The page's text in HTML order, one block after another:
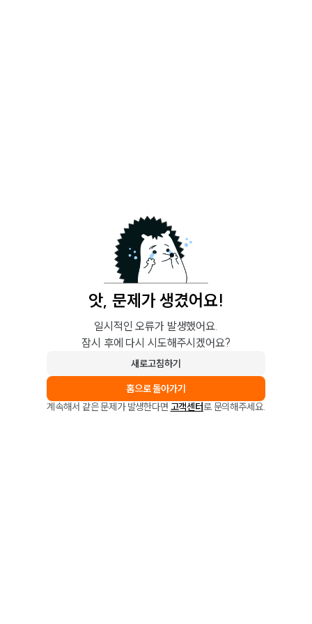
앗, 문제가 생겼어요!
일시적인 오류가 발생했어요.
잠시 후에 다시 시도해주시겠어요?
새로고침하기
홈으로 돌아가기
계속해서 같은 문제가 발생한다면 고객센터로 문의해주세요.